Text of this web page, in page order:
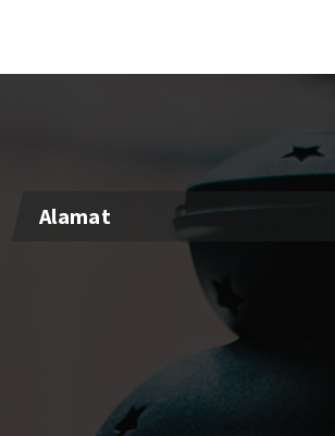
Alamat